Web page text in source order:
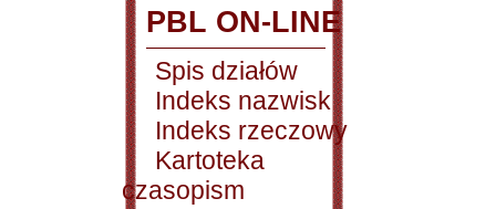
PBL ON-LINE
Spis działów
Indeks nazwisk
Indeks rzeczowy
Kartoteka
czasopism